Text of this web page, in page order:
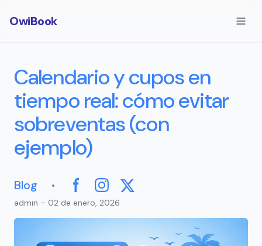
OwiBook
Calendario y cupos en
tiempo real: cómo evitar
sobreventas (con
ejemplo)
Blog · FacebookInstagram
admin – 02 de enero, 2026